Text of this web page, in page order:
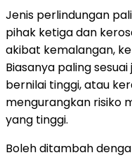
Jenis perlindungan
pihak ketiga dan
akibat kemalangan,
Biasanya paling
bernilai tinggi, atau
mengurangkan risiko
yang tinggi.
Boleh ditambah